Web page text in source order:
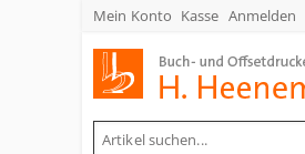
Mein Konto Kasse Anmelden